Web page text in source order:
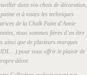
dans vos choix de décoration,
et à toutes les techniques
de la Chalk Paint d’Annie
nous sommes fières d’en être
ainsi que de plusieurs marques
pour vous offrir le plaisir de
décor.